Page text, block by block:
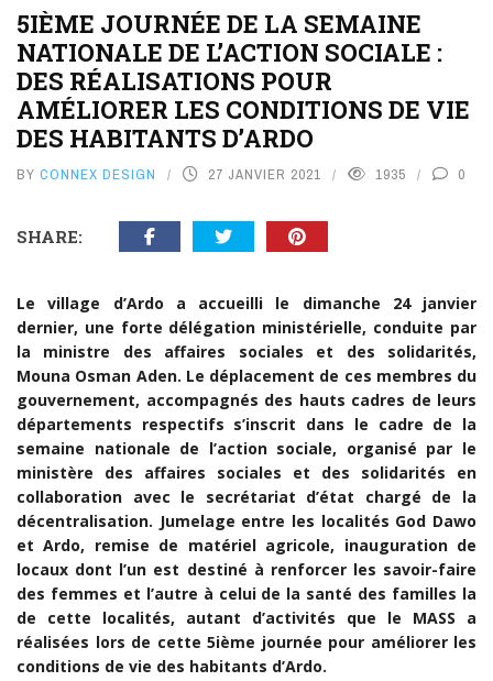
5IÈME JOURNÉE DE LA SEMAINE
NATIONALE DE L’ACTION SOCIALE :
DES RÉALISATIONS POUR
AMÉLIORER LES CONDITIONS DE VIE
DES HABITANTS D’ARDO
BY CONNEX DESIGN 27 JANVIER 2021 1935 0
SHARE:
Le village d’Ardo a accueilli le dimanche 24 janvier
dernier, une forte délégation ministérielle, conduite par
la ministre des affaires sociales et des solidarités,
Mouna Osman Aden. Le déplacement de ces membres du
gouvernement, accompagnés des hauts cadres de leurs
départements respectifs s’inscrit dans le cadre de la
semaine nationale de l’action sociale, organisé par le
ministère des affaires sociales et des solidarités en
collaboration avec le secrétariat d’état chargé de la
décentralisation. Jumelage entre les localités God Dawo
et Ardo, remise de matériel agricole, inauguration de
locaux dont l’un est destiné à renforcer les savoir-faire
des femmes et l’autre à celui de la santé des familles la
de cette localités, autant d’activités que le MASS a
réalisées lors de cette 5ième journée pour améliorer les
conditions de vie des habitants d’Ardo.